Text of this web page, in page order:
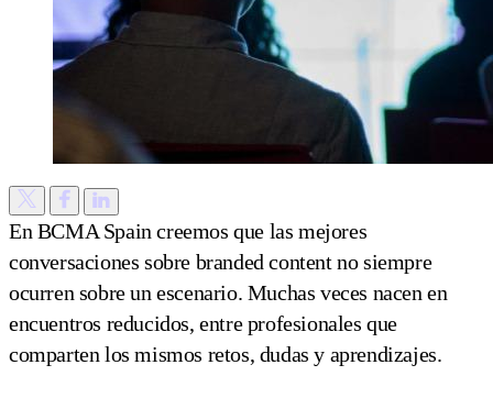
En BCMA Spain creemos que las mejores
conversaciones sobre branded content no siempre
ocurren sobre un escenario. Muchas veces nacen en
encuentros reducidos, entre profesionales que
comparten los mismos retos, dudas y aprendizajes.